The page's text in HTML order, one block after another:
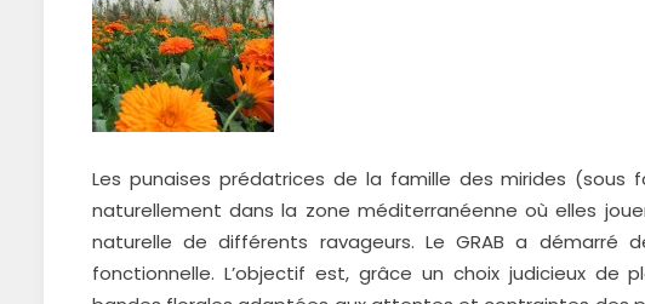
Les punaises prédatrices de la famille des mirides (sous
naturellement dans la zone méditerranéenne où elles
naturelle de différents ravageurs. Le GRAB a démarré
fonctionnelle. L’objectif est, grâce un choix judicieux